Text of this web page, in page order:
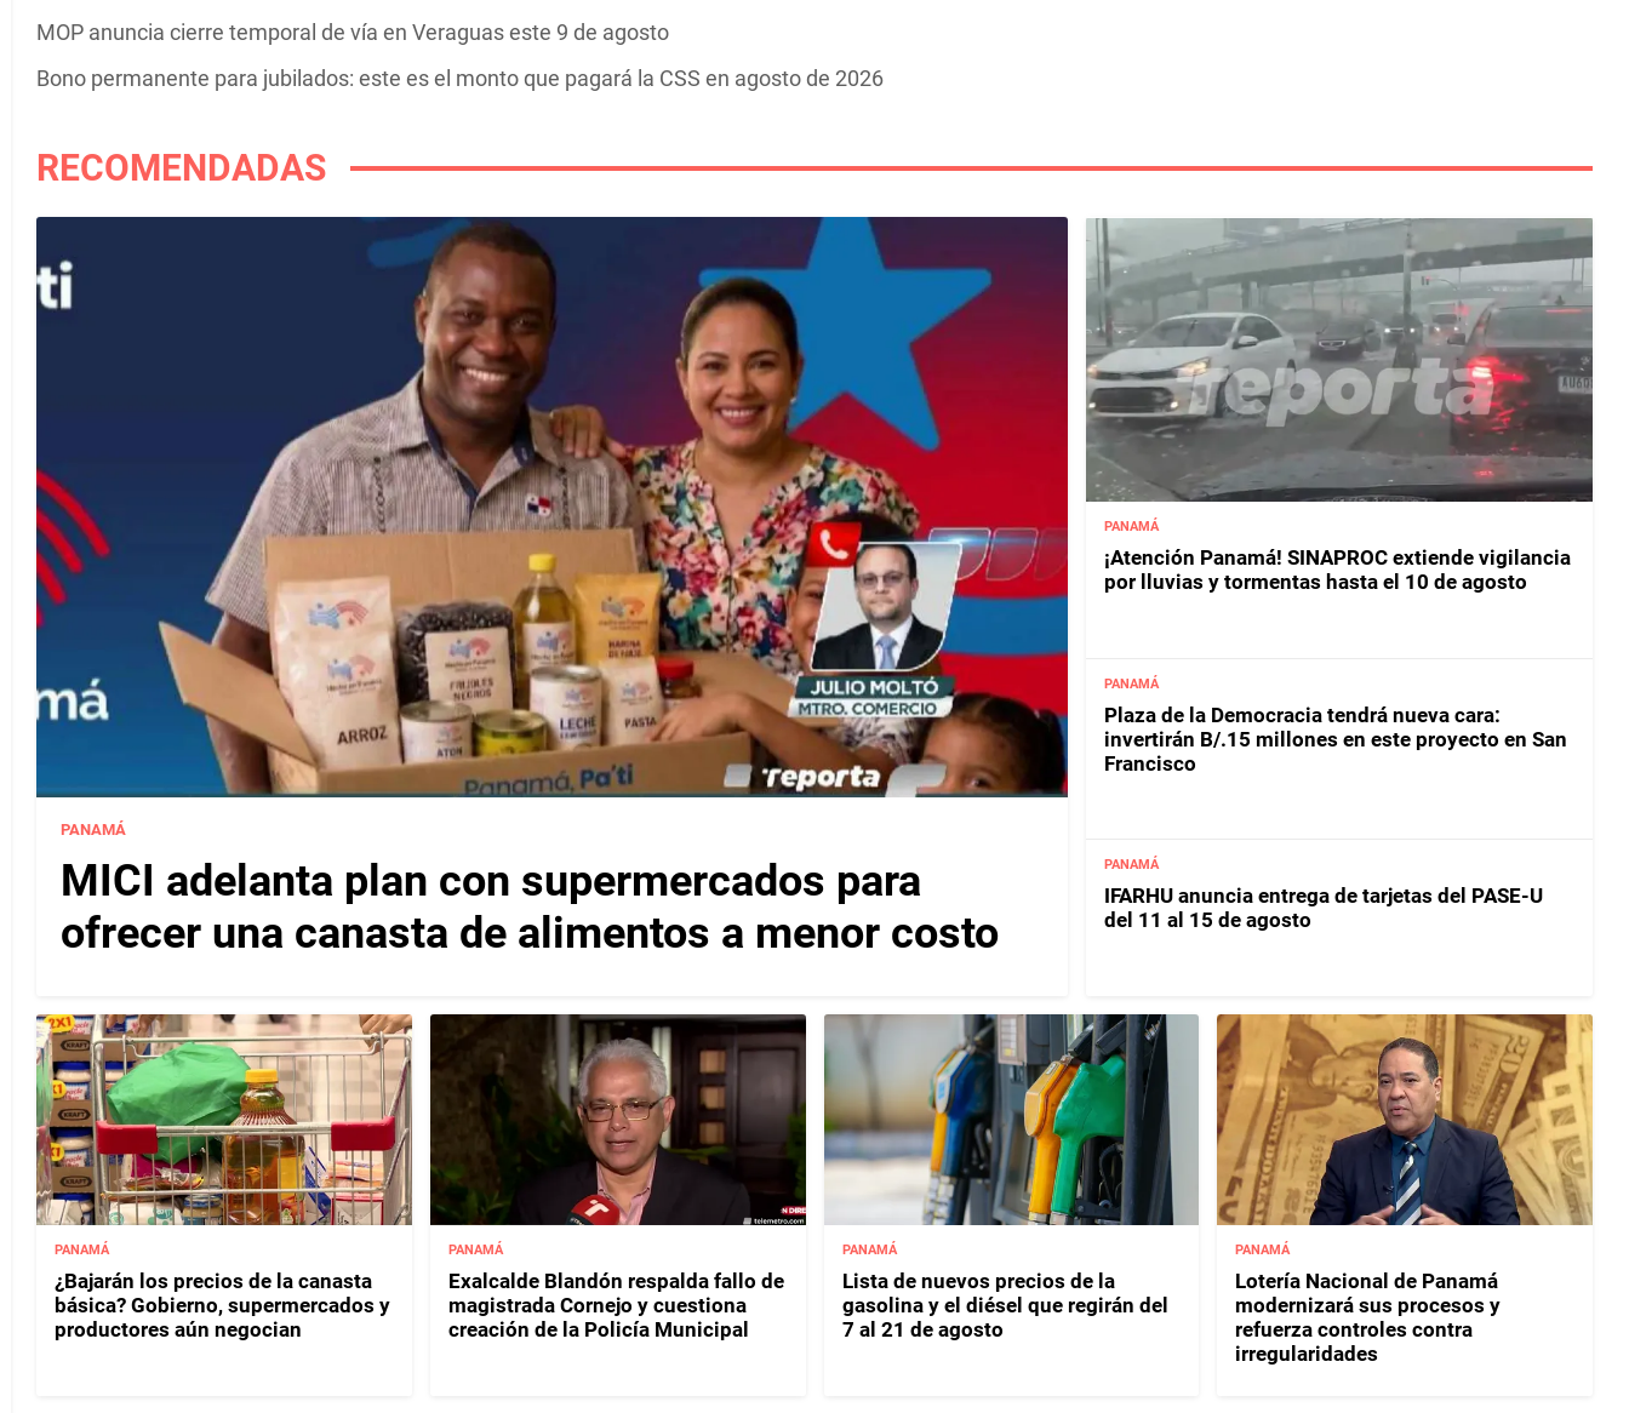
MOP anuncia cierre temporal de vía en Veraguas este 9 de agosto
Bono permanente para jubilados: este es el monto que pagará la CSS en agosto de 2026
RECOMENDADAS
PANAMÁ
MICI adelanta plan con supermercados para
ofrecer una canasta de alimentos a menor costo
PANAMÁ
¡Atención Panamá! SINAPROC extiende vigilancia
por lluvias y tormentas hasta el 10 de agosto
PANAMÁ
Plaza de la Democracia tendrá nueva cara:
invertirán B/.15 millones en este proyecto en San
Francisco
PANAMÁ
IFARHU anuncia entrega de tarjetas del PASE-U
del 11 al 15 de agosto
PANAMÁ
¿Bajarán los precios de la canasta
básica? Gobierno, supermercados y
productores aún negocian
PANAMÁ
Exalcalde Blandón respalda fallo de
magistrada Cornejo y cuestiona
creación de la Policía Municipal
PANAMÁ
Lista de nuevos precios de la
gasolina y el diésel que regirán del
7 al 21 de agosto
PANAMÁ
Lotería Nacional de Panamá
modernizará sus procesos y
refuerza controles contra
irregularidades